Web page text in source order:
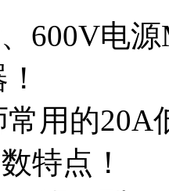
600V电
用的20A
特点！